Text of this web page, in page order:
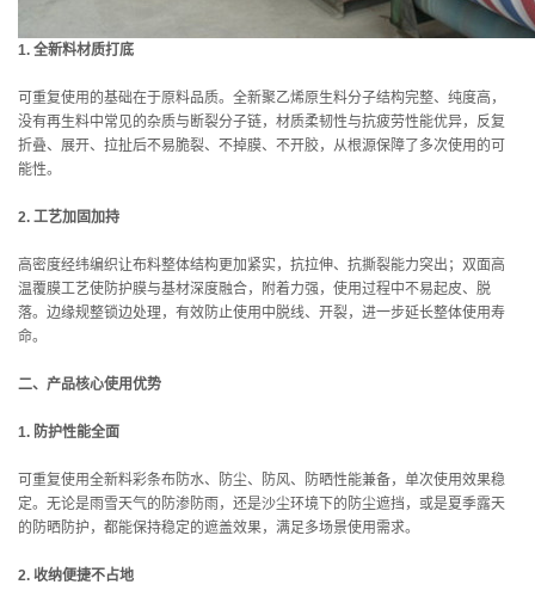
1. 全新料材质打底
可重复使用的基础在于原料品质。全新聚乙烯原生料分子结构完整、纯度高，
没有再生料中常见的杂质与断裂分子链，材质柔韧性与抗疲劳性能优异，反复
折叠、展开、拉扯后不易脆裂、不掉膜、不开胶，从根源保障了多次使用的可
能性。
2. 工艺加固加持
高密度经纬编织让布料整体结构更加紧实，抗拉伸、抗撕裂能力突出；双面高
温覆膜工艺使防护膜与基材深度融合，附着力强，使用过程中不易起皮、脱
落。边缘规整锁边处理，有效防止使用中脱线、开裂，进一步延长整体使用寿
命。
二、产品核心使用优势
1. 防护性能全面
可重复使用全新料彩条布防水、防尘、防风、防晒性能兼备，单次使用效果稳
定。无论是雨雪天气的防渗防雨，还是沙尘环境下的防尘遮挡，或是夏季露天
的防晒防护，都能保持稳定的遮盖效果，满足多场景使用需求。
2. 收纳便捷不占地